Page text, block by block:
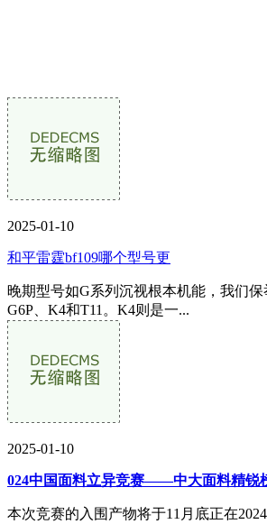
2025-01-10
和平雷霆bf109哪个型号更
晚期型号如G系列沉视根本机能，我们保
G6P、K4和T11。K4则是一...
2025-01-10
024中国面料立异竞赛——中大面料精锐
本次竞赛的入围产物将于11月底正在